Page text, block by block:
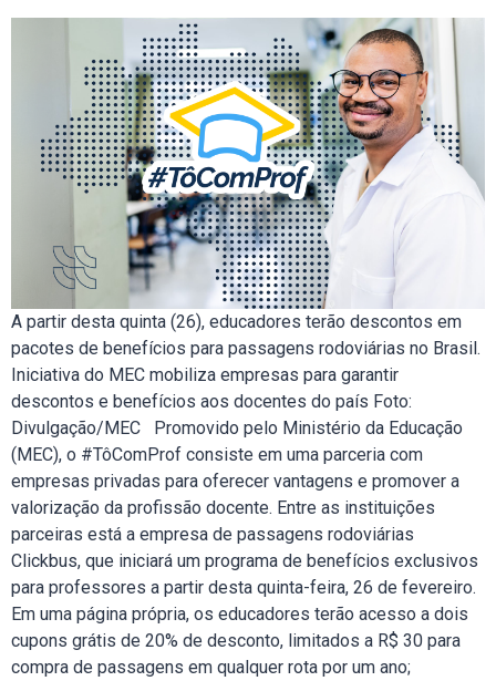
A partir desta quinta (26), educadores terão descontos em
pacotes de benefícios para passagens rodoviárias no Brasil.
Iniciativa do MEC mobiliza empresas para garantir
descontos e benefícios aos docentes do país Foto:
Divulgação/MEC Promovido pelo Ministério da Educação
(MEC), o #TôComProf consiste em uma parceria com
empresas privadas para oferecer vantagens e promover a
valorização da profissão docente. Entre as instituições
parceiras está a empresa de passagens rodoviárias
Clickbus, que iniciará um programa de benefícios exclusivos
para professores a partir desta quinta-feira, 26 de fevereiro.
Em uma página própria, os educadores terão acesso a dois
cupons grátis de 20% de desconto, limitados a R$ 30 para
compra de passagens em qualquer rota por um ano;